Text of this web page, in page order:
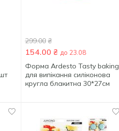
299.00 ₴
154.00 ₴ до 23.08
Форма Ardesto Tasty baking
для випікання силіконова
кругла блакитна 30*27см